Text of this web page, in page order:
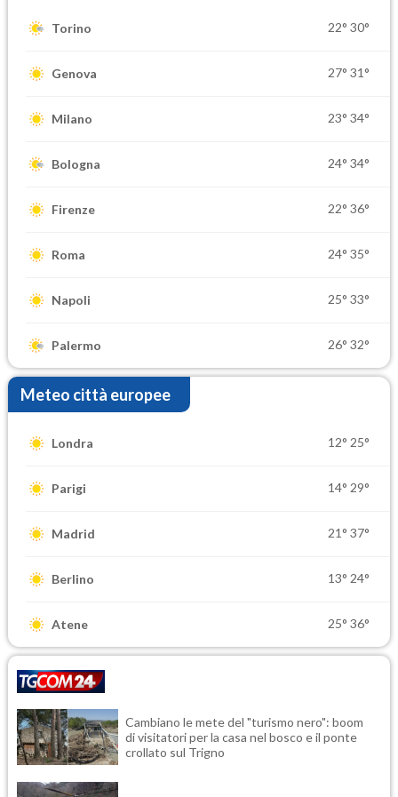
Torino 22° 30°
Genova 27° 31°
Milano 23° 34°
Bologna 24° 34°
Firenze 22° 36°
Roma 24° 35°
Napoli 25° 33°
Palermo 26° 32°
Meteo città europee
Londra 12° 25°
Parigi 14° 29°
Madrid 21° 37°
Berlino 13° 24°
Atene 25° 36°
Cambiano le mete del "turismo nero": boom
di visitatori per la casa nel bosco e il ponte
crollato sul Trigno